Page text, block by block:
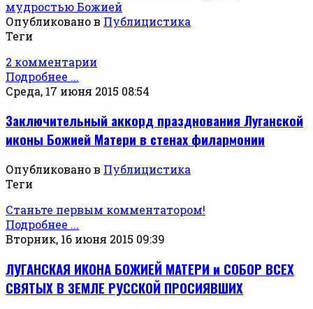
Опубликовано в Публицистика
Теги
2 комментарии
Подробнее ...
Среда, 17 июня 2015 08:54
Заключительный аккорд празднования Луганской
иконы Божией Матери в стенах филармонии
Опубликовано в Публицистика
Теги
Станьте первым комментатором!
Подробнее ...
Вторник, 16 июня 2015 09:39
ЛУГАНСКАЯ ИКОНА БОЖИЕЙ МАТЕРИ и СОБОР ВСЕХ
СВЯТЫХ В ЗЕМЛЕ РУССКОЙ ПРОСИЯВШИХ